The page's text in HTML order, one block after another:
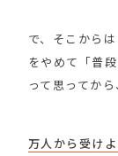
で、そこから
をやめて「普
って思ってか
万人から受け